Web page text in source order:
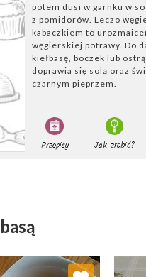
potem dusi w garnku w
z pomidorów. Leczo
kabaczkiem to
węgierskiej potrawy. Do
kiełbasę, boczek lub
doprawia się solą oraz
czarnym pieprzem.
Przepisy Jak zrobić?
do ulubionych